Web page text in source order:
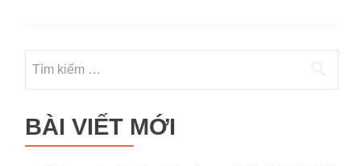
Nhanh
kiếm
BÀI VIẾT MỚI